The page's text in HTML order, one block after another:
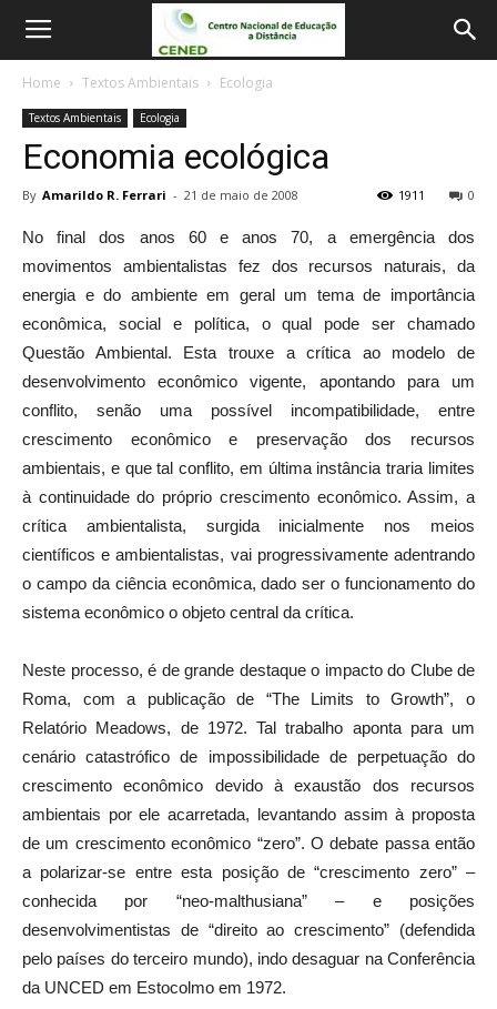
Home Textos Ambientais Ecologia
Textos Ambientais Ecologia
Economia ecológica
By Amarildo R. Ferrari - 21 de maio de 2008 0
1911
No final dos anos 60 e anos 70, a emergência dos
movimentos ambientalistas fez dos recursos naturais, da
energia e do ambiente em geral um tema de importância
econômica, social e política, o qual pode ser chamado
Questão Ambiental. Esta trouxe a crítica ao modelo de
desenvolvimento econômico vigente, apontando para um
conflito, senão uma possível incompatibilidade, entre
crescimento econômico e preservação dos recursos
ambientais, e que tal conflito, em última instância traria limites
à continuidade do próprio crescimento econômico. Assim, a
crítica ambientalista, surgida inicialmente nos meios
científicos e ambientalistas, vai progressivamente adentrando
o campo da ciência econômica, dado ser o funcionamento do
sistema econômico o objeto central da crítica.
Neste processo, é de grande destaque o impacto do Clube de
Roma, com a publicação de “The Limits to Growth”, o
Relatório Meadows, de 1972. Tal trabalho aponta para um
cenário catastrófico de impossibilidade de perpetuação do
crescimento econômico devido à exaustão dos recursos
ambientais por ele acarretada, levantando assim à proposta
de um crescimento econômico “zero”. O debate passa então
a polarizar-se entre esta posição de “crescimento zero” –
conhecida por “neo-malthusiana” – e posições
desenvolvimentistas de “direito ao crescimento” (defendida
pelo países do terceiro mundo), indo desaguar na Conferência
da UNCED em Estocolmo em 1972.